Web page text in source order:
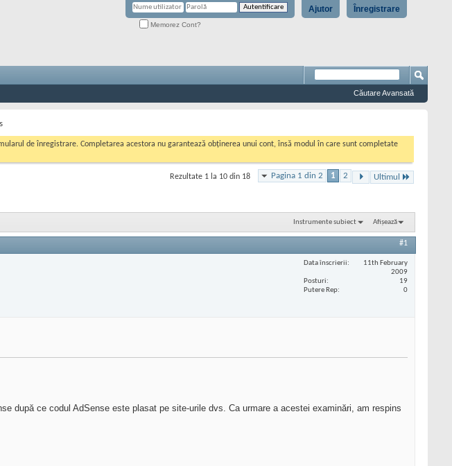
Înregistrare
Ajutor
Memorez Cont?
Căutare Avansată
de înregistrare. Completarea acestora nu garantează obținerea unui cont, însă modul în care sunt completate
Pagina 1 din 2 1 2 Ultimul
Rezultate 1 la 10 din 18
Instrumente subiect Afișează
#1
Data înscrierii
11th February
2009
Posturi
19
Putere Rep
0
după ce codul AdSense este plasat pe site-urile dvs. Ca urmare a acestei examinări, am respins